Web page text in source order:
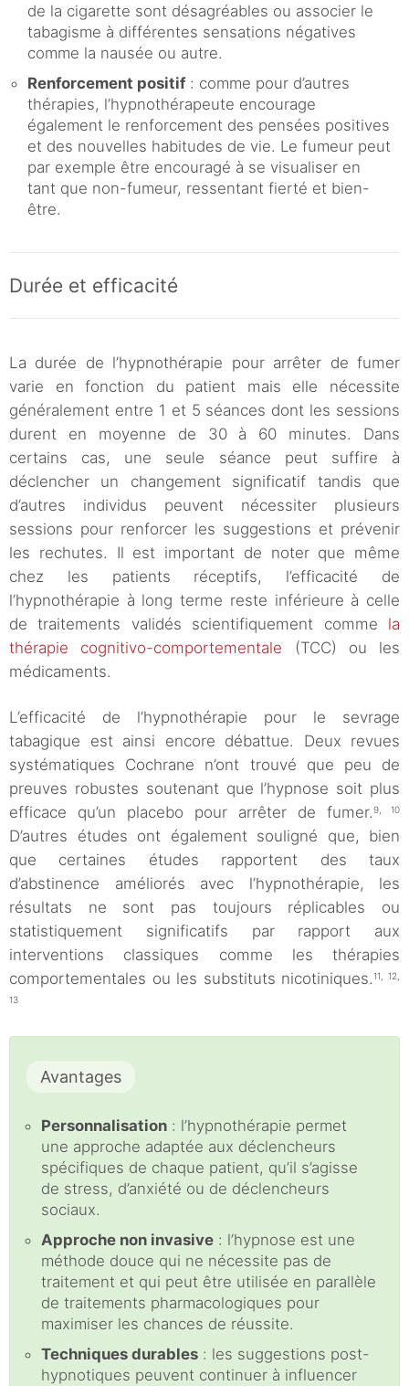
de la cigarette sont désagréables ou associer le
tabagisme à différentes sensations négatives
comme la nausée ou autre.
Renforcement positif: comme pour d’autres
thérapies, l’hypnothérapeute encourage
également le renforcement des pensées positives
et des nouvelles habitudes de vie. Le fumeur peut
par exemple être encouragé à se visualiser en
tant que non-fumeur, ressentant fierté et bien-
être.
Durée et efficacité
La durée de l’hypnothérapie pour arrêter de fumer
varie en fonction du patient mais elle nécessite
généralement entre 1 et 5 séances dont les sessions
durent en moyenne de 30 à 60 minutes. Dans
certains cas, une seule séance peut suffire à
déclencher un changement significatif tandis que
d’autres individus peuvent nécessiter plusieurs
sessions pour renforcer les suggestions et prévenir
les rechutes. Il est important de noter que même
chez les patients réceptifs, l’efficacité de
l’hypnothérapie à long terme reste inférieure à celle
de traitements validés scientifiquement comme la
thérapie cognitivo-comportementale (TCC) ou les
médicaments.
L’efficacité de l’hypnothérapie pour le sevrage
tabagique est ainsi encore débattue. Deux revues
systématiques Cochrane n’ont trouvé que peu de
preuves robustes soutenant que l’hypnose soit plus
efficace qu’un placebo pour arrêter de fumer.9, 10
D’autres études ont également souligné que, bien
que certaines études rapportent des taux
d’abstinence améliorés avec l’hypnothérapie, les
résultats ne sont pas toujours réplicables ou
statistiquement significatifs par rapport aux
interventions classiques comme les thérapies
comportementales ou les substituts nicotiniques.11, 12,
13
Avantages
Personnalisation : l’hypnothérapie permet
une approche adaptée aux déclencheurs
spécifiques de chaque patient, qu’il s’agisse
de stress, d’anxiété ou de déclencheurs
sociaux.
Approche non invasive : l’hypnose est une
méthode douce qui ne nécessite pas de
traitement et qui peut être utilisée en parallèle
de traitements pharmacologiques pour
maximiser les chances de réussite.
Techniques durables : les suggestions post-
hypnotiques peuvent continuer à influencer